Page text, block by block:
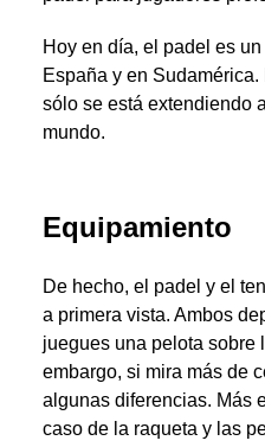
Hoy en día, el padel es
España y en
sólo se está extendiendo
mundo.
Equipamiento
De hecho, el padel y el
a primera vista. Ambos
juegues una pelota sobre
embargo, si mira más de
algunas diferencias. Más
caso de la raqueta y las